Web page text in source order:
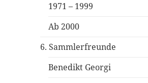
1971 – 1999
Ab 2000
6. Sammlerfreunde
Benedikt Georgi